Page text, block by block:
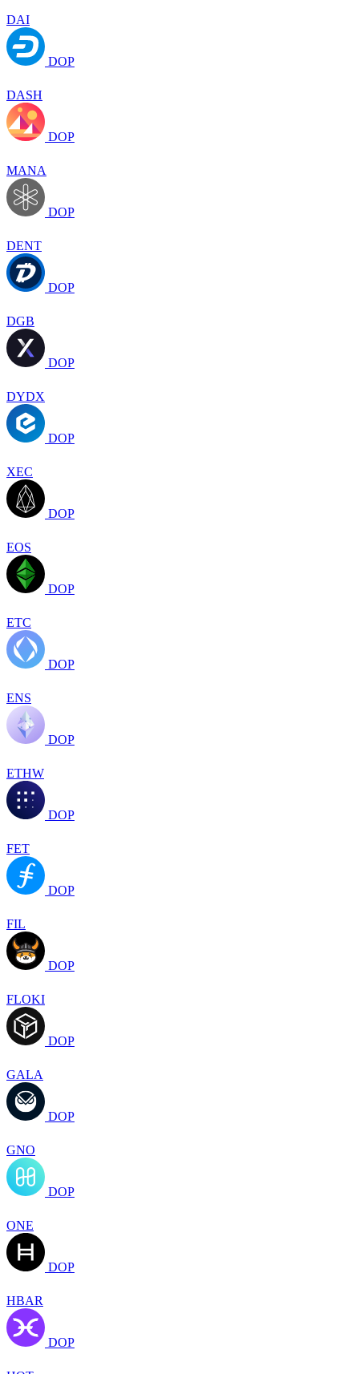
DAI
DOP
DASH
DOP
MANA
DOP
DENT
DOP
DGB
DOP
DYDX
DOP
XEC
DOP
EOS
DOP
ETC
DOP
ENS
DOP
ETHW
DOP
FET
DOP
FIL
DOP
FLOKI
DOP
GALA
DOP
GNO
DOP
ONE
DOP
HBAR
DOP